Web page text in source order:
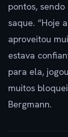
pontos,
saque. “Hoje
aproveitou
estava
para ela,
muitos
Bergmann.